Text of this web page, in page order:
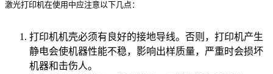
激光打印机在使用中应注意以下几点：
打印机机壳必须有良好的接地导线。否则，打印机产生
静电会使机器性能不稳，影响出样质量，严重时会损坏
机器和击伤人。